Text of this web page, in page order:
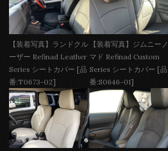
【装着写真】ランドクル
ーザー Refinad Leather
Series シートカバー [品
番:T0673-02]
【装着写真】ジムニーノ
マド Refinad Custom
Series シートカバー [品
番:S0646-01]